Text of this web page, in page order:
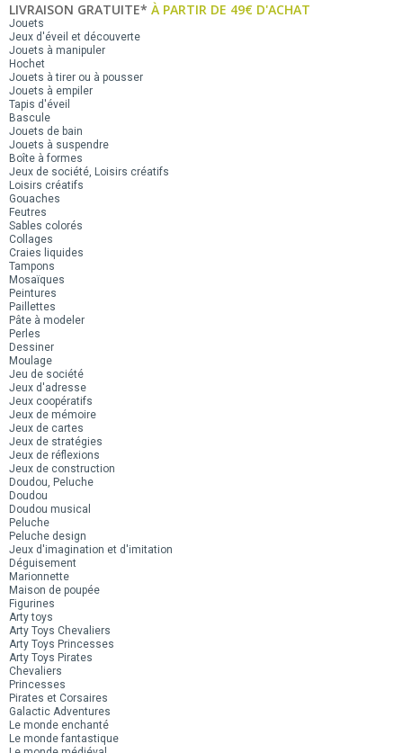
LIVRAISON GRATUITE* À PARTIR DE 49€ D'ACHAT
Jouets
Jeux d'éveil et découverte
Jouets à manipuler
Hochet
Jouets à tirer ou à pousser
Jouets à empiler
Tapis d'éveil
Bascule
Jouets de bain
Jouets à suspendre
Boîte à formes
Jeux de société, Loisirs créatifs
Loisirs créatifs
Gouaches
Feutres
Sables colorés
Collages
Craies liquides
Tampons
Mosaïques
Peintures
Paillettes
Pâte à modeler
Perles
Dessiner
Moulage
Jeu de société
Jeux d'adresse
Jeux coopératifs
Jeux de mémoire
Jeux de cartes
Jeux de stratégies
Jeux de réflexions
Jeux de construction
Doudou, Peluche
Doudou
Doudou musical
Peluche
Peluche design
Jeux d'imagination et d'imitation
Déguisement
Marionnette
Maison de poupée
Figurines
Arty toys
Arty Toys Chevaliers
Arty Toys Princesses
Arty Toys Pirates
Chevaliers
Princesses
Pirates et Corsaires
Galactic Adventures
Le monde enchanté
Le monde fantastique